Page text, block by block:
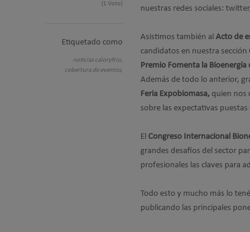
(1 Voto)
Etiquetado como
noticias caloryfrio,
cobertura de eventos,
nuestras redes sociales:
Asistimos también al Acto de
candidatos en nuestra sección
Premio Fomenta la Bioenergía
Además de todo lo anterior,
Feria Expobiomasa, quien nos
sobre las expectativas
El Congreso Internacional
grandes desafíos del sector
profesionales las claves para
Todo esto y mucho más lo
publicando las principales